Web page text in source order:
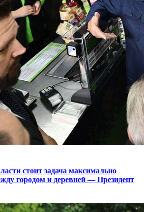
стоит задача максимально
городом и деревней — Президент